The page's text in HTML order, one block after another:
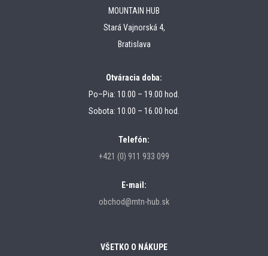
MOUNTAIN HUB
Stará Vajnorská 4,
Bratislava
Otváracia doba:
Po–Pia: 10.00 – 19.00 hod.
Sobota: 10.00 – 16.00 hod.
Telefón:
+421 (0) 911 933 099
E-mail:
obchod@mtn-hub.sk
VŠETKO O NÁKUPE